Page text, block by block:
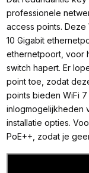
professionele
access points.
10 Gigabit
ethernetpoort, voor
switch hapert. Er
point toe, zodat
points bieden WiFi
inlogmogelijkheden
installatie opties.
PoE++, zodat je